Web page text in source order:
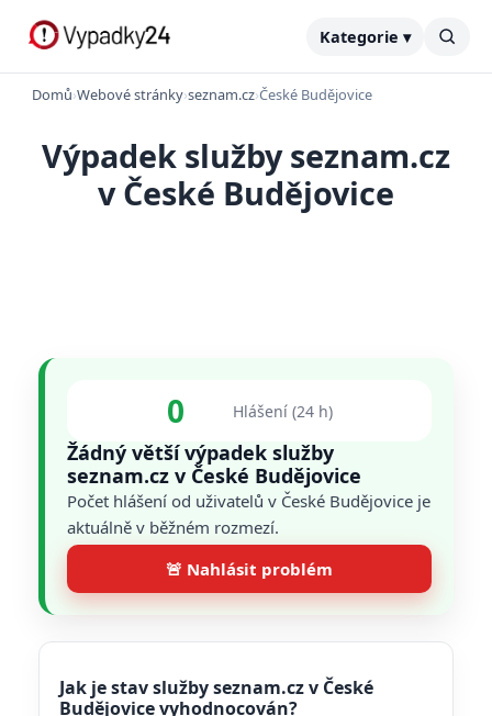
Kategorie ▾
Domů›Webové stránky›seznam.cz›České Budějovice
Výpadek služby seznam.cz
v České Budějovice
0 Hlášení (24 h)
Žádný větší výpadek služby
seznam.cz v České Budějovice
Počet hlášení od uživatelů v České Budějovice je
aktuálně v běžném rozmezí.
🚨 Nahlásit problém
Jak je stav služby seznam.cz v České
Budějovice vyhodnocován?